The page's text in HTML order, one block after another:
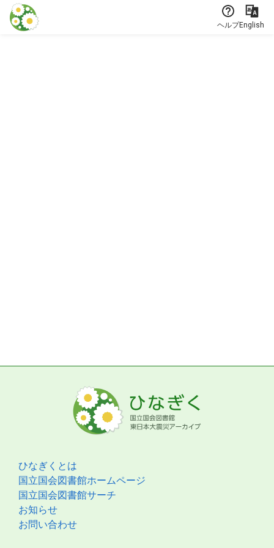
本文に飛ぶ
ヘルプEnglish
ひなぎくとは
国立国会図書館ホームページ
国立国会図書館サーチ
お知らせ
お問い合わせ